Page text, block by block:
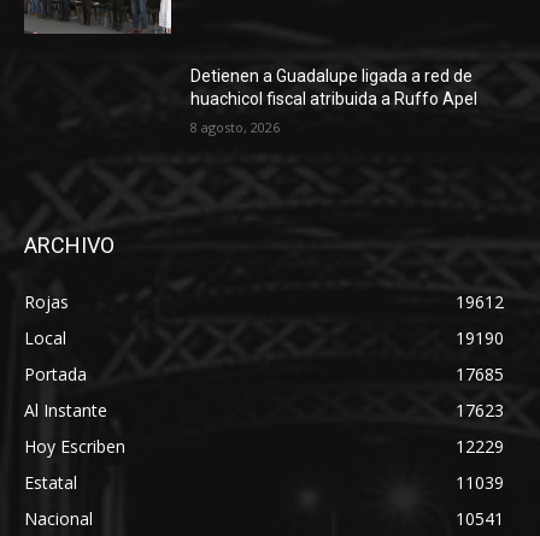
Detienen a Guadalupe ligada a red de
huachicol fiscal atribuida a Ruffo Apel
8 agosto, 2026
ARCHIVO
Rojas
19612
Local
19190
Portada
17685
Al Instante
17623
Hoy Escriben
12229
Estatal
11039
Nacional
10541